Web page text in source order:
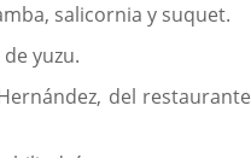
salicornia y suquet.
yuzu.
del restaurante